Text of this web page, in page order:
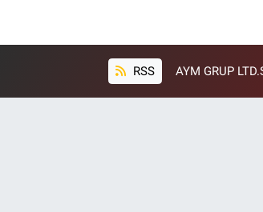
RSS AYM GRUP